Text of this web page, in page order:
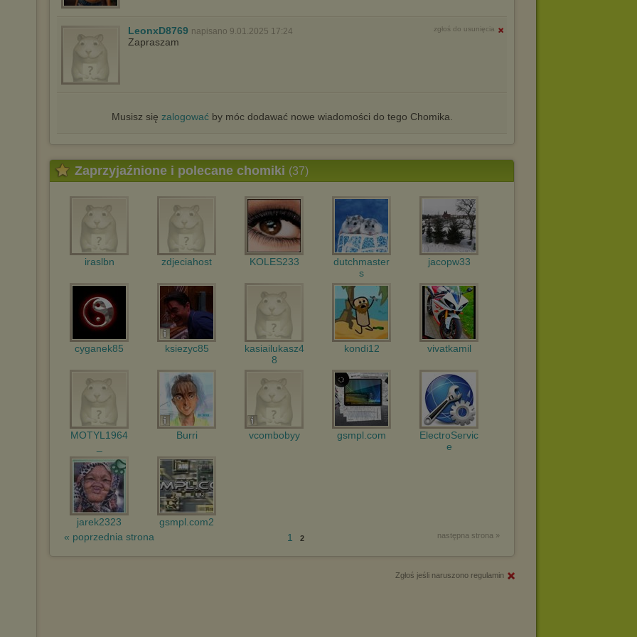
LeonxD8769 napisano 9.01.2025 17:24 zgłoś do usunięcia
Zapraszam
Musisz się zalogowaćby móc dodawać nowe wiadomości do tego Chomika.
Zaprzyjaźnione i polecane chomiki (37)
iraslbn zdjeciahost KOLES233
dutchmaster
s
jacopw33
cyganek85 ksiezyc85
kasiailukasz4
8
kondi12 vivatkamil
MOTYL1964
Burri vcombobyy gsmpl.com
ElectroServic
e
jarek2323
gsmpl.com2
« poprzednia strona
następna strona »
1 2
Zgłoś jeśli naruszono regulamin